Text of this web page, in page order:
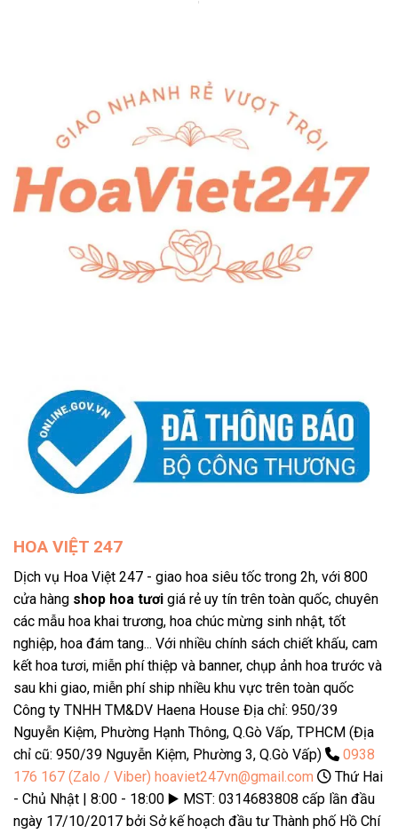
HOA VIỆT 247
Dịch vụ Hoa Việt 247 - giao hoa siêu tốc trong 2h, với 800
cửa hàng shop hoa tươi giá rẻ uy tín trên toàn quốc, chuyên
các mẫu hoa khai trương, hoa chúc mừng sinh nhật, tốt
nghiệp, hoa đám tang... Với nhiều chính sách chiết khấu, cam
kết hoa tươi, miễn phí thiệp và banner, chụp ảnh hoa trước và
sau khi giao, miễn phí ship nhiều khu vực trên toàn quốc
Công ty TNHH TM&DV Haena House Địa chỉ: 950/39
Nguyễn Kiệm, Phường Hạnh Thông, Q.Gò Vấp, TPHCM (Địa
chỉ cũ: 950/39 Nguyễn Kiệm, Phường 3, Q.Gò Vấp)
0938
176 167 (Zalo / Viber) hoaviet247vn@gmail.com
Thứ Hai
- Chủ Nhật | 8:00 - 18:00 ▶️ MST: 0314683808 cấp lần đầu
ngày 17/10/2017 bởi Sở kế hoạch đầu tư Thành phố Hồ Chí